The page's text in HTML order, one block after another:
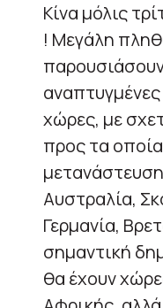
Κίνα μόλις
! Μεγάλη
χώρες, με
προς τα
Αυστραλία,
Γερμανία,
σημαντική
θα έχουν